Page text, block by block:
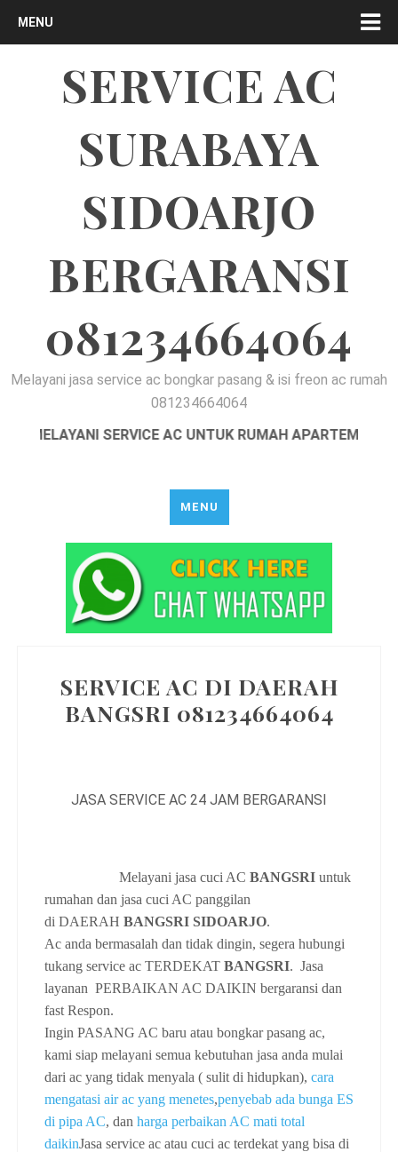
MENU
SERVICE AC
SURABAYA
SIDOARJO
BERGARANSI
081234664064
Melayani jasa service ac bongkar pasang & isi freon ac rumah
081234664064
SERVICE AC UNTUK RUMAH APARTEMEN DAN
MENU
SERVICE AC DI DAERAH
BANGSRI 081234664064
Melayani jasa cuci AC BANGSRI untuk
rumahan dan jasa cuci AC panggilan
di DAERAH BANGSRI SIDOARJO.
Ac anda bermasalah dan tidak dingin, segera hubungi
tukang service ac TERDEKAT BANGSRI. Jasa
layanan PERBAIKAN AC DAIKIN bergaransi dan
fast Respon.
Ingin PASANG AC baru atau bongkar pasang ac,
kami siap melayani semua kebutuhan jasa anda mulai
dari ac yang tidak menyala ( sulit di hidupkan), cara
mengatasi air ac yang menetes,penyebab ada bunga ES
di pipa AC, dan harga perbaikan AC mati total
daikinJasa service ac atau cuci ac terdekat yang bisa di